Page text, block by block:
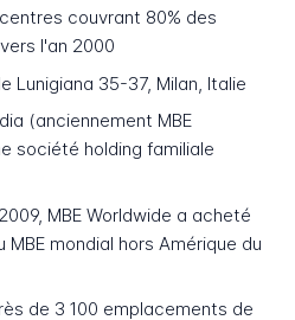
couvrant 80% des
l'an 2000
Lunigiana 35-37, Milan, Italie
(anciennement MBE
société holding familiale
MBE Worldwide a acheté
MBE mondial hors Amérique du
de 3 100 emplacements de